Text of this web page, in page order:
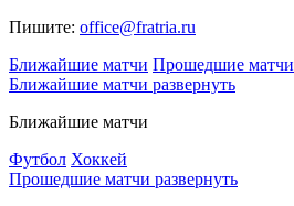
Пишите: office@fratria.ru
Ближайшие матчи Прошедшие матчи
Ближайшие матчи развернуть
Ближайшие матчи
Футбол Хоккей
Прошедшие матчи развернуть